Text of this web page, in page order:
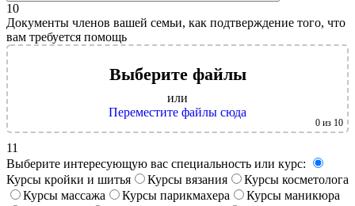
10
Документы членов вашей семьи, как подтверждение того, что
вам требуется помощь
Выберите файлы
или
Переместите файлы сюда
0 из 10
11
Выберите интересующую вас специальность или курс:
Курсы кройки и шитья
Курсы вязания
Курсы косметолога
Курсы массажа
Курсы парикмахера
Курсы маникюра